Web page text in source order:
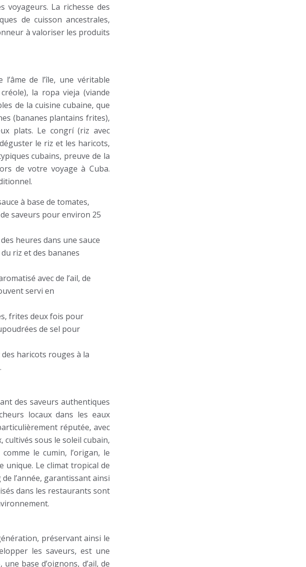
La richesse des
de cuisson ancestrales,
à valoriser les produits
de l’île, une véritable
la ropa vieja (viande
de la cuisine cubaine, que
(bananes plantains frites),
plats. Le congrí (riz avec
le riz et les haricots,
cubains, preuve de la
de votre voyage à Cuba.
à base de tomates,
saveurs pour environ 25
heures dans une sauce
riz et des bananes
avec de l’ail, de
servi en
frites deux fois pour
de sel pour
haricots rouges à la
des saveurs authentiques
locaux dans les eaux
réputée, avec
sous le soleil cubain,
le cumin, l’origan, le
Le climat tropical de
l’année, garantissant ainsi
dans les restaurants sont
préservant ainsi le
les saveurs, est une
base d’oignons, d’ail, de